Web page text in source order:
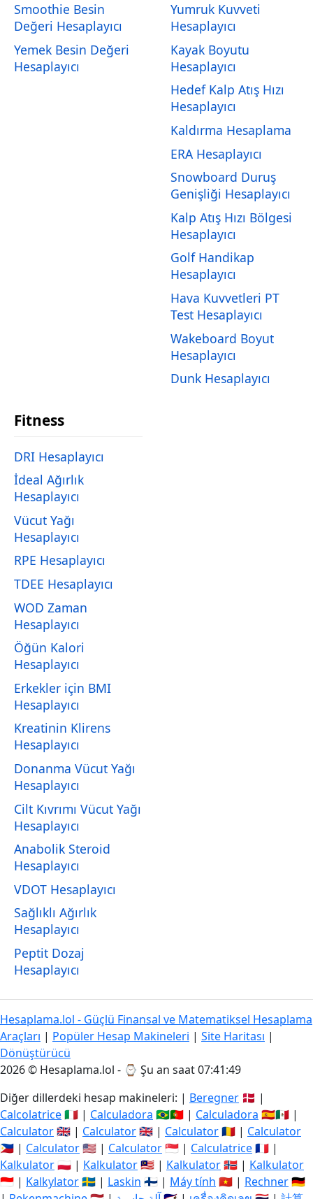
Smoothie Besin
Değeri Hesaplayıcı
Yemek Besin Değeri
Hesaplayıcı
Yumruk Kuvveti
Hesaplayıcı
Kayak Boyutu
Hesaplayıcı
Hedef Kalp Atış Hızı
Hesaplayıcı
Kaldırma Hesaplama
ERA Hesaplayıcı
Snowboard Duruş
Genişliği Hesaplayıcı
Kalp Atış Hızı Bölgesi
Hesaplayıcı
Golf Handikap
Hesaplayıcı
Hava Kuvvetleri PT
Test Hesaplayıcı
Wakeboard Boyut
Hesaplayıcı
Dunk Hesaplayıcı
Fitness
DRI Hesaplayıcı
İdeal Ağırlık
Hesaplayıcı
Vücut Yağı
Hesaplayıcı
RPE Hesaplayıcı
TDEE Hesaplayıcı
WOD Zaman
Hesaplayıcı
Öğün Kalori
Hesaplayıcı
Erkekler için BMI
Hesaplayıcı
Kreatinin Klirens
Hesaplayıcı
Donanma Vücut Yağı
Hesaplayıcı
Cilt Kıvrımı Vücut Yağı
Hesaplayıcı
Anabolik Steroid
Hesaplayıcı
VDOT Hesaplayıcı
Sağlıklı Ağırlık
Hesaplayıcı
Peptit Dozaj
Hesaplayıcı
Hesaplama.lol - Güçlü Finansal ve Matematiksel Hesaplama
Araçları | Popüler Hesap Makineleri | Site Haritası |
Dönüştürücü
2026 © Hesaplama.lol - ⌚ Şu an saat 07:41:50
Diğer dillerdeki hesap makineleri: | Beregner 🇩🇰 |
Calcolatrice🇮🇹 | Calculadora 🇧🇷🇵🇹 | Calculadora 🇪🇸🇲🇽 |
Calculator🇬🇧 | Calculator🇬🇧 | Calculator🇷🇴 | Calculator
🇵🇭 | Calculator🇺🇸 | Calculator🇸🇬 | Calculatrice🇫🇷 |
Kalkulator🇵🇱 | Kalkulator🇲🇾 | Kalkulator🇳🇴 | Kalkulator
🇮🇩 | Kalkylator🇸🇪 | Laskin 🇫🇮 | Máy tính 🇻🇳 | Rechner🇩🇪